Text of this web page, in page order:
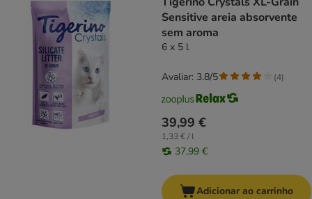
Sensitive areia absorvente
sem aroma
6 x 5 l
39,99 €
1,33 € / l
37,99 €
Avaliar: 3.8/5 (4)
Adicionar ao carrinho